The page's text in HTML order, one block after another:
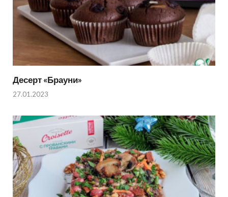
Десерт «Брауни»
27.01.2023